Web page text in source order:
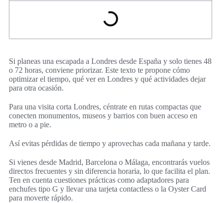
Si planeas una escapada a Londres desde España y solo tienes 48
o 72 horas, conviene priorizar. Este texto te propone cómo
optimizar el tiempo, qué ver en Londres y qué actividades dejar
para otra ocasión.
Para una visita corta Londres, céntrate en rutas compactas que
conecten monumentos, museos y barrios con buen acceso en
metro o a pie.
Así evitas pérdidas de tiempo y aprovechas cada mañana y tarde.
Si vienes desde Madrid, Barcelona o Málaga, encontrarás vuelos
directos frecuentes y sin diferencia horaria, lo que facilita el plan.
Ten en cuenta cuestiones prácticas como adaptadores para
enchufes tipo G y llevar una tarjeta contactless o la Oyster Card
para moverte rápido.